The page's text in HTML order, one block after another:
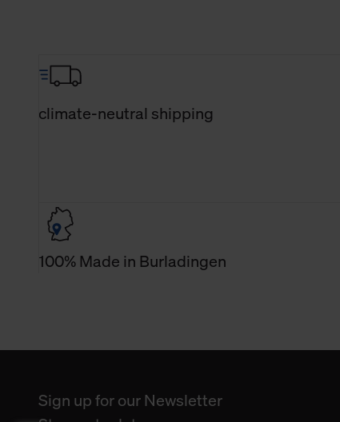
climate-neutral shipping
100% Made in Burladingen
Sign up for our Newsletter